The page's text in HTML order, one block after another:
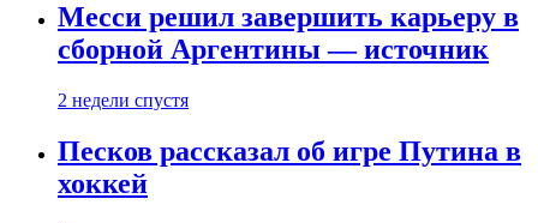
Месси решил завершить карьеру в
сборной Аргентины — источник
2 недели спустя
Песков рассказал об игре Путина в
хоккей